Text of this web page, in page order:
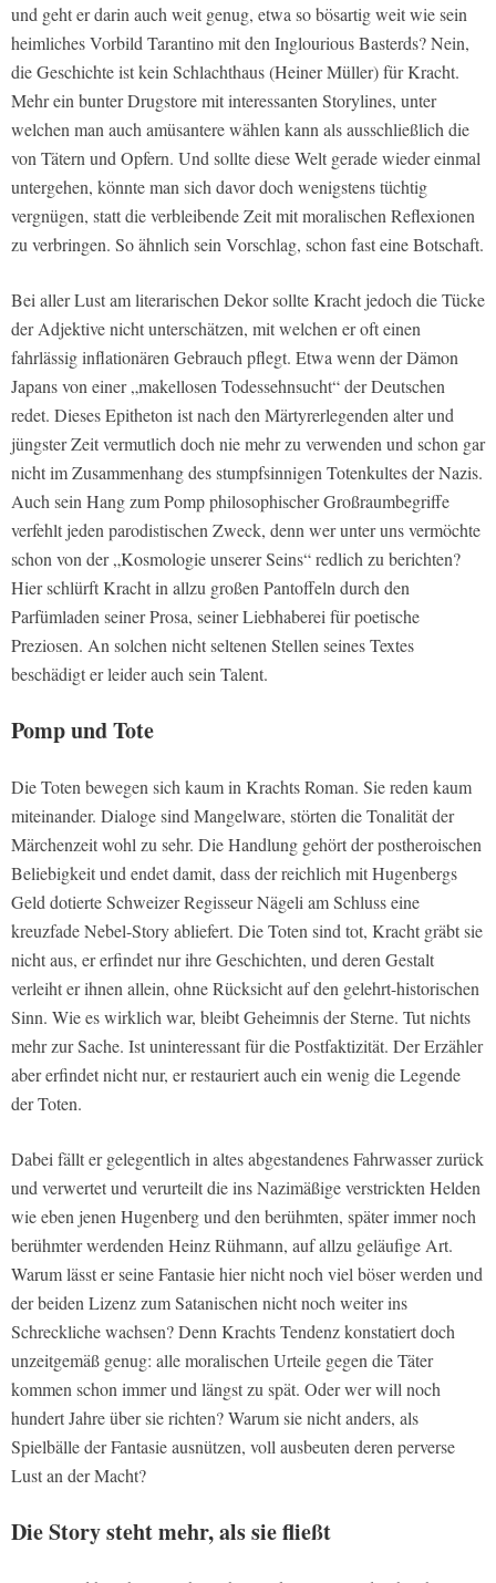
und geht er darin auch weit genug, etwa so bösartig weit wie sein
heimliches Vorbild Tarantino mit den Inglourious Basterds? Nein,
die Geschichte ist kein Schlachthaus (Heiner Müller) für Kracht.
Mehr ein bunter Drugstore mit interessanten Storylines, unter
welchen man auch amüsantere wählen kann als ausschließlich die
von Tätern und Opfern. Und sollte diese Welt gerade wieder einmal
untergehen, könnte man sich davor doch wenigstens tüchtig
vergnügen, statt die verbleibende Zeit mit moralischen Reflexionen
zu verbringen. So ähnlich sein Vorschlag, schon fast eine Botschaft.
Bei aller Lust am literarischen Dekor sollte Kracht jedoch die Tücke
der Adjektive nicht unterschätzen, mit welchen er oft einen
fahrlässig inflationären Gebrauch pflegt. Etwa wenn der Dämon
Japans von einer „makellosen Todessehnsucht“ der Deutschen
redet. Dieses Epitheton ist nach den Märtyrerlegenden alter und
jüngster Zeit vermutlich doch nie mehr zu verwenden und schon gar
nicht im Zusammenhang des stumpfsinnigen Totenkultes der Nazis.
Auch sein Hang zum Pomp philosophischer Großraumbegriffe
verfehlt jeden parodistischen Zweck, denn wer unter uns vermöchte
schon von der „Kosmologie unserer Seins“ redlich zu berichten?
Hier schlürft Kracht in allzu großen Pantoffeln durch den
Parfümladen seiner Prosa, seiner Liebhaberei für poetische
Preziosen. An solchen nicht seltenen Stellen seines Textes
beschädigt er leider auch sein Talent.
Pomp und Tote
Die Toten bewegen sich kaum in Krachts Roman. Sie reden kaum
miteinander. Dialoge sind Mangelware, störten die Tonalität der
Märchenzeit wohl zu sehr. Die Handlung gehört der postheroischen
Beliebigkeit und endet damit, dass der reichlich mit Hugenbergs
Geld dotierte Schweizer Regisseur Nägeli am Schluss eine
kreuzfade Nebel-Story abliefert. Die Toten sind tot, Kracht gräbt sie
nicht aus, er erfindet nur ihre Geschichten, und deren Gestalt
verleiht er ihnen allein, ohne Rücksicht auf den gelehrt-historischen
Sinn. Wie es wirklich war, bleibt Geheimnis der Sterne. Tut nichts
mehr zur Sache. Ist uninteressant für die Postfaktizität. Der Erzähler
aber erfindet nicht nur, er restauriert auch ein wenig die Legende
der Toten.
Dabei fällt er gelegentlich in altes abgestandenes Fahrwasser zurück
und verwertet und verurteilt die ins Nazimäßige verstrickten Helden
wie eben jenen Hugenberg und den berühmten, später immer noch
berühmter werdenden Heinz Rühmann, auf allzu geläufige Art.
Warum lässt er seine Fantasie hier nicht noch viel böser werden und
der beiden Lizenz zum Satanischen nicht noch weiter ins
Schreckliche wachsen? Denn Krachts Tendenz konstatiert doch
unzeitgemäß genug: alle moralischen Urteile gegen die Täter
kommen schon immer und längst zu spät. Oder wer will noch
hundert Jahre über sie richten? Warum sie nicht anders, als
Spielbälle der Fantasie ausnützen, voll ausbeuten deren perverse
Lust an der Macht?
Die Story steht mehr, als sie fließt